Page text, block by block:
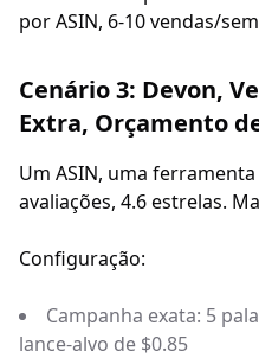
por ASIN, 6-10 vendas/
Cenário 3: Devon,
Extra, Orçamento
Um ASIN, uma
avaliações, 4.6 estrelas.
Configuração:
Campanha exata: 5
lance-alvo de $0.85